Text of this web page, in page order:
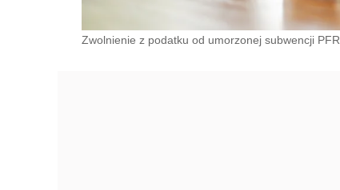
Zwolnienie z podatku od umorzonej subwencji PFR